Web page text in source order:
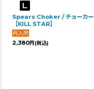
Spears Choker / チョーカー
【KILL STAR】
2,380円 (税込)